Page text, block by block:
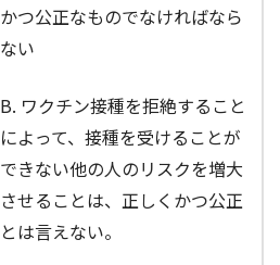
かつ公正なものでなければなら
ない
B. ワクチン接種を拒絶すること
によって、接種を受けることが
できない他の人のリスクを増大
させることは、正しくかつ公正
とは言えない。